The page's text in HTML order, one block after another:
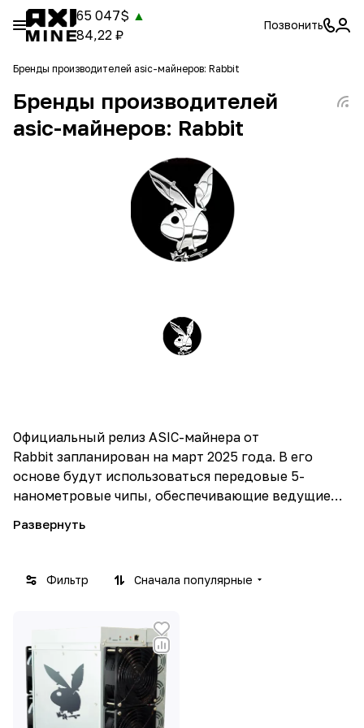
65 047$ ▲
84,22 ₽
Позвонить
Бренды производителей asic-майнеров: Rabbit
Бренды производителей
asic-майнеров: Rabbit
Официальный релиз ASIC-майнера от
Rabbit запланирован на март 2025 года. В его
основе будут использоваться передовые 5-
нанометровые чипы, обеспечивающие ведущие
производительности добычи криптовалют.
функцию двойного майнинга, позволяющую
потенциальную прибыль.
Запуск Rabbit R8 подчеркивает стремление
разработчиков к созданию
высокопроизводительного оборудования для
Фильтр Сначала популярные